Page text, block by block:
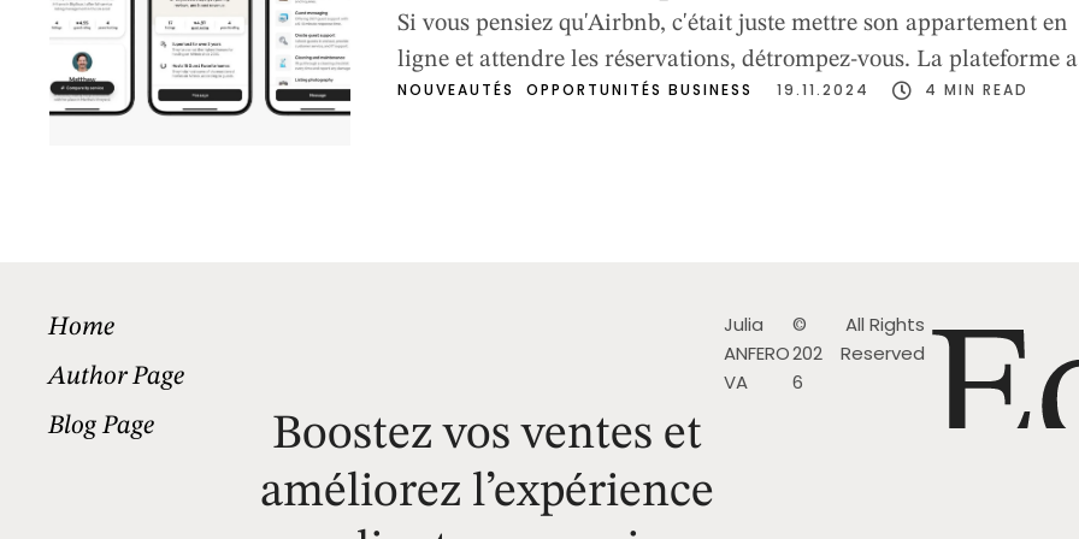
NOUVEAUTÉS OPPORTUNITÉS BUSINESS 19.11.2024 4 MIN READ
Si vous pensiez qu'Airbnb, c'était juste mettre son appartement en
ligne et attendre les réservations, détrompez-vous. La plateforme a
complètement repensé son approche et propose maintenant un
Home
Author Page
Blog Page
Boostez vos ventes et
améliorez l’expérience
Julia
ANFERO
VA
©
202
6
All Rights
Reserved